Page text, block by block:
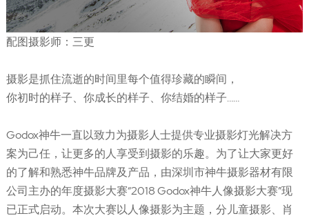
配图摄影师：三更
摄影是抓住流逝的时间里每个值得珍藏的瞬间，
你初时的样子、你成长的样子、你结婚的样子……
Godox神牛一直以致力为摄影人士提供专业摄影灯光解决方
案为己任，让更多的人享受到摄影的乐趣。为了让大家更好
的了解和熟悉神牛品牌及产品，由深圳市神牛摄影器材有限
公司主办的年度摄影大赛“2018 Godox神牛人像摄影大赛”现
已正式启动。本次大赛以人像摄影为主题，分儿童摄影、肖